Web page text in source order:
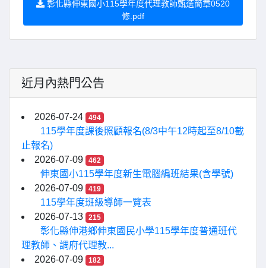
彰化縣伸東國小115學年度代理教師甄選簡章0520
修.pdf
近月內熱門公告
2026-07-24 494
115學年度課後照顧報名(8/3中午12時起至8/10截
止報名)
2026-07-09
462
伸東國小115學年度新生電腦編班結果(含學號)
2026-07-09
419
115學年度班級導師一覽表
2026-07-13
215
彰化縣伸港鄉伸東國民小學115學年度普通班代
理教師、調府代理教...
2026-07-09
182